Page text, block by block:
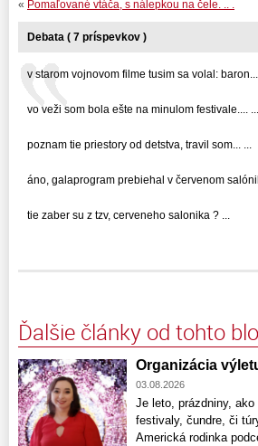
« Pomaľované vtáča, s nálepkou na čele. .. .
Debata ( 7 príspevkov )
v starom vojnovom filme tusim sa volal: baron...
vo veži som bola ešte na minulom festivale.... ...
poznam tie priestory od detstva, travil som... ...
áno, galaprogram prebiehal v červenom
tie zaber su z tzv, cerveneho salonika ? ...
Ďalšie články od tohto
Organizácia
03.08.2026
Je leto, prázdniny,
festivaly, čundre, či
Americká rodinka